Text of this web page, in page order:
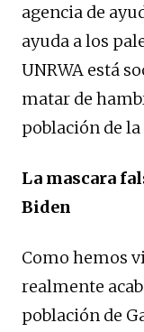
agencia de
ayuda a los
UNRWA está
matar de
población de la
La mascara
Biden
Como hemos
realmente
población de